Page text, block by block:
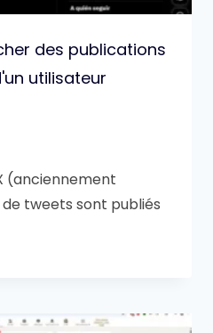
des publications
utilisateur
(anciennement
tweets sont publiés